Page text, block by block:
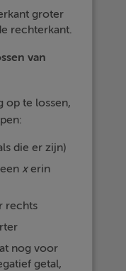
groter
rechterkant.
van
op te lossen,
die er zijn)
xerin
rechts
nog voor
getal,